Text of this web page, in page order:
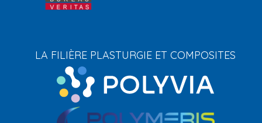
LA FILIÈRE PLASTURGIE ET COMPOSITES